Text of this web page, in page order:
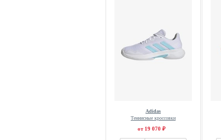
Adidas
Теннисные кроссовки
от 19 070 ₽